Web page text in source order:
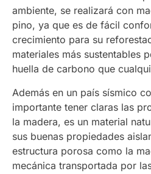
ambiente, se realizará con
pino, ya que es de fácil
crecimiento para su
materiales más sustentables
huella de carbono que
Además en un país sísmico
importante tener claras las
la madera, es un material
sus buenas propiedades
estructura porosa como la
mecánica transportada por